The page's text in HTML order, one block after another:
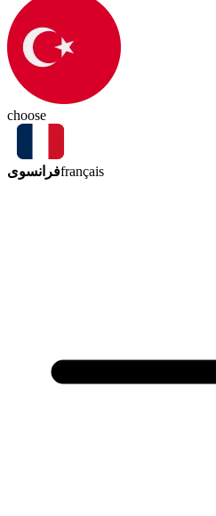
choose
فرانسویfrançais